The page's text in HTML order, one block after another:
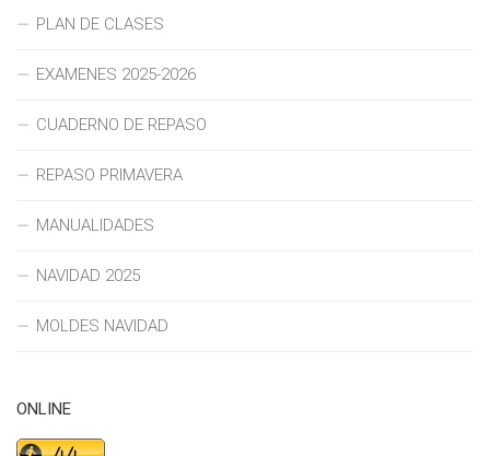
PLAN DE CLASES
EXAMENES 2025-2026
CUADERNO DE REPASO
REPASO PRIMAVERA
MANUALIDADES
NAVIDAD 2025
MOLDES NAVIDAD
ONLINE